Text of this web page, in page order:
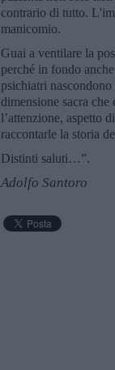
contrario di tutto.
manicomio.
Guai a ventilare la
perché in fondo
psichiatri
dimensione sacra
l’attenzione, aspetto
raccontarle la storia
Distinti saluti…”.
Adolfo Santoro